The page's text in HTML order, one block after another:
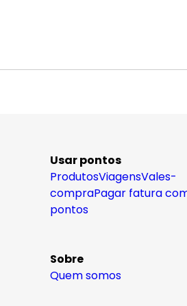
Usar pontos
ProdutosViagensVales-
compraPagar fatura
pontos
Sobre
Quem somos